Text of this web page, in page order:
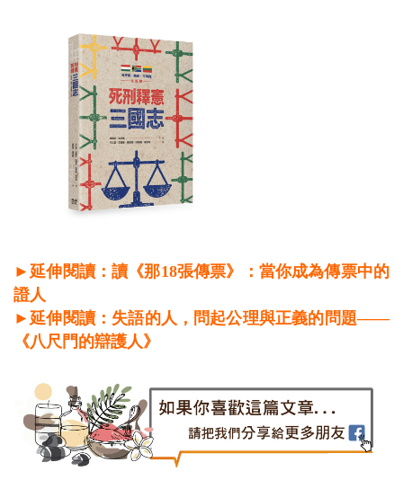
►延伸閱讀：讀《那18張傳票》：當你成為傳票中的
證人
►延伸閱讀：失語的人，問起公理與正義的問題——
《八尺門的辯護人》